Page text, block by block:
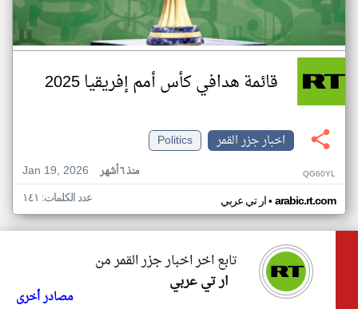
قائمة هدافي كأس أمم إفريقيا 2025
اخبار جزر القمر
Politics
Jan 19, 2026
منذ ٦ أشهر QG60YL
ار تي عربي• arabic.rt.com عدد الكلمات: ١٤١
تابع اخر اخبار جزر القمر من
ار تي عربي
مصادر أخرى